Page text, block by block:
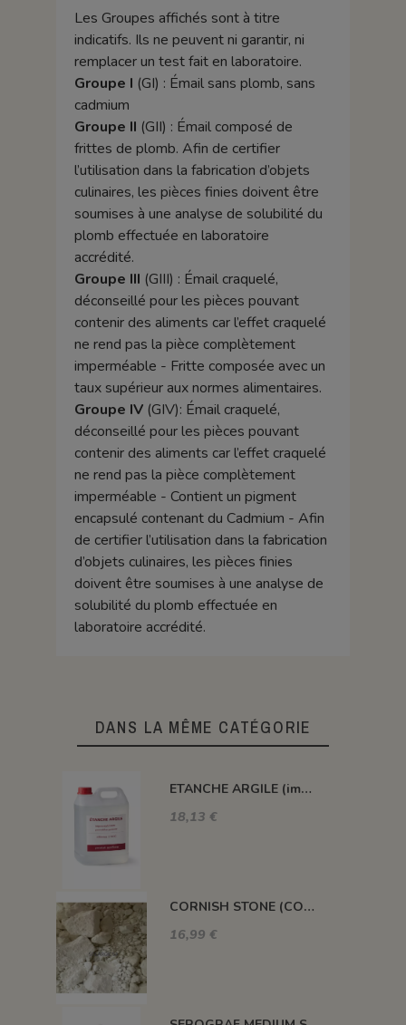
Les Groupes affichés sont à titre
indicatifs. Ils ne peuvent ni garantir, ni
remplacer un test fait en laboratoire.
Groupe I (GI) : Émail sans plomb, sans
cadmium
Groupe II (GII) : Émail composé de
frittes de plomb. Afin de certifier
l’utilisation dans la fabrication d’objets
culinaires, les pièces finies doivent être
soumises à une analyse de solubilité du
plomb effectuée en laboratoire
accrédité.
Groupe III (GIII) : Émail craquelé,
déconseillé pour les pièces pouvant
contenir des aliments car l’effet craquelé
ne rend pas la pièce complètement
imperméable - Fritte composée avec un
taux supérieur aux normes alimentaires.
Groupe IV(GIV): Émail craquelé,
déconseillé pour les pièces pouvant
contenir des aliments car l’effet craquelé
ne rend pas la pièce complètement
imperméable - Contient un pigment
encapsulé contenant du Cadmium - Afin
de certifier l’utilisation dans la fabrication
d’objets culinaires, les pièces finies
doivent être soumises à une analyse de
solubilité du plomb effectuée en
laboratoire accrédité.
DANS LA MÊME CATÉGORIE
ETANCHE ARGILE (impermeabilisant pour pièce poreuse)
18,13 €
CORNISH STONE (CORNWALL STONE)
16,99 €